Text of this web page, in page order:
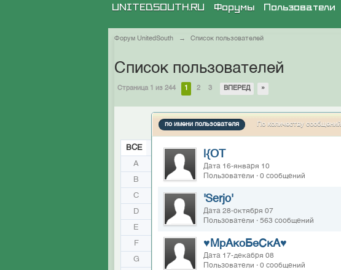
UNITEDSOUTH.RU Форумы Пользователи
Форум UnitedSouth → Список пользователей
Список пользователей
Страница 1 из 244 1 2 3 ВПЕРЕД »
ВСЕ
A
B
C
D
E
F
G
по имени пользователя По количеству сообщений
|{OT
Дата 16-января 10
Пользователи · 0 сообщений
'Serjo'
Дата 28-октября 07
Пользователи · 563 сообщений
♥МрАкоБеСкА♥
Дата 17-декабря 08
Пользователи · 0 сообщений